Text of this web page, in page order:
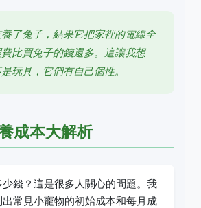
了兔子，結果它把家裡的電線全
比買兔子的錢還多。這讓我想
玩具，它們有自己個性。
成本大解析
錢？這是很多人關心的問題。我
常見小寵物的初始成本和每月成